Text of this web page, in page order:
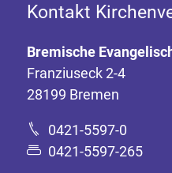
Kontakt
Bremische
Franziuseck 2-4
28199 Bremen
0421-5597-0
0421-5597-265